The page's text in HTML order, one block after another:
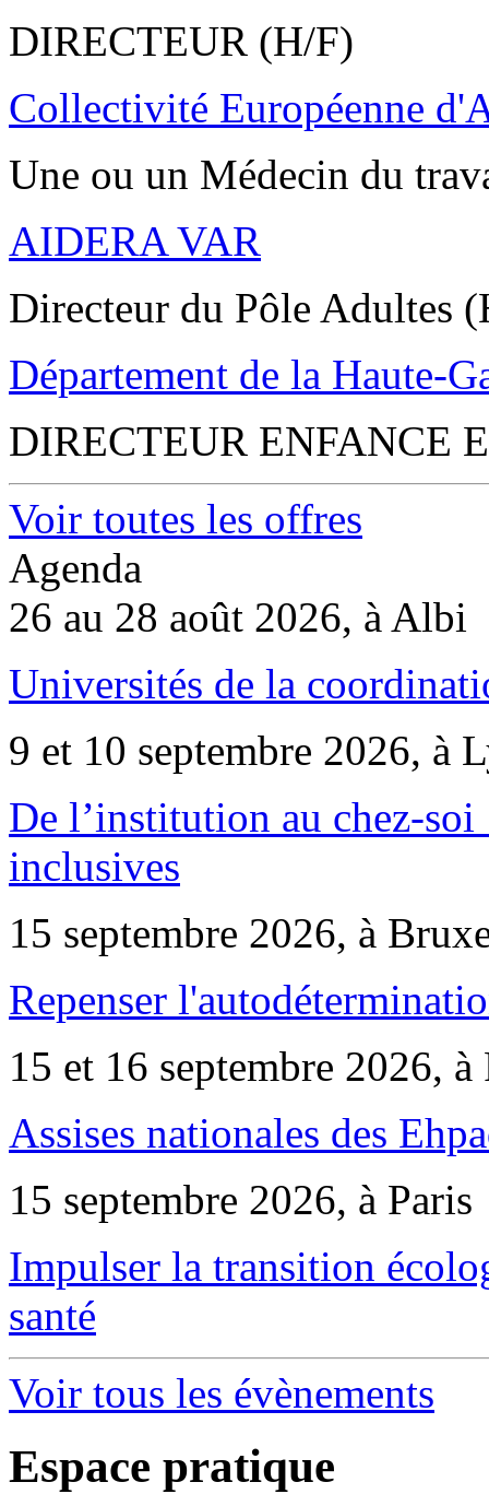
DIRECTEUR (H/F)
Collectivité Européenne
Une ou un Médecin du
AIDERA VAR
Directeur du Pôle Adultes
Département de la Haute-
DIRECTEUR ENFANCE
Voir toutes les offres
Agenda
26 au 28 août 2026, à Albi
Universités de la
9 et 10 septembre 2026, à
De l’institution au chez-
inclusives
15 septembre 2026, à
Repenser
15 et 16 septembre 2026, à
Assises nationales des
15 septembre 2026, à Paris
Impulser la transition
santé
Voir tous les évènements
Espace pratique